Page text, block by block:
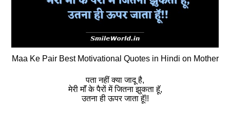
Maa Ke Pair Best Motivational Quotes in Hindi on Mother
पता नहीं क्या जादू है,
मेरी माॅं के पैरों में जितना झुकता हॅू,
उतना ही ऊपर जाता हॅू!!